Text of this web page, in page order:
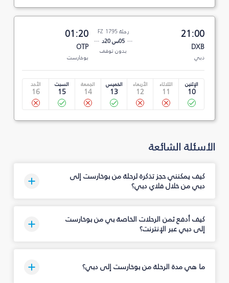
21:00
DXB
دبي
رحلة FZ 1795
05س 20د
بدون توقف
01:20
OTP
بوخارست
الإثنين
10
الثلاثاء
11
الأربعاء
12
الخميس
13
الجمعة
14
السبت
15
الأحد
16
الأسئلة الشائعة
كيف يمكنني حجز تذكرة لرحلة من بوخارست إلى
دبي من خلال فلاي دبي؟
كيف أدفع ثمن الرحلات الخاصة بي من بوخارست
إلى دبي عبر الإنترنت؟
ما هي مدة الرحلة من بوخارست إلى دبي؟